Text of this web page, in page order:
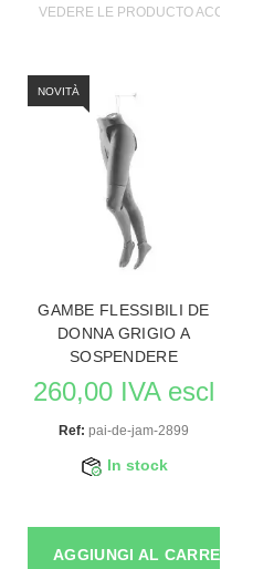
VEDERE LE PRODUCTO
NOVITÀ
GAMBE FLESSIBILI DE
DONNA GRIGIO A
SOSPENDERE
260,00 IVA escl
Ref: pai-de-jam-2899
In stock
AGGIUNGI AL CARRELLO